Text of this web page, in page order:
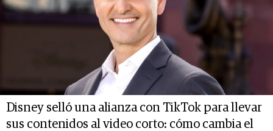
Disney selló una alianza con TikTok para llevar
sus contenidos al video corto: cómo cambia el